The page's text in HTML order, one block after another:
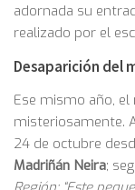
adornada su
realizado por el
Desaparición del
Ese mismo año,
misteriosamente.
24 de octubre
Madriñán Neira;